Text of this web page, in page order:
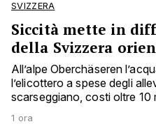
SVIZZERA
Siccità mette in
della Svizzera
All’alpe Oberchäseren
l’elicottero a spese degli
scarseggiano, costi oltre 10
1 ora